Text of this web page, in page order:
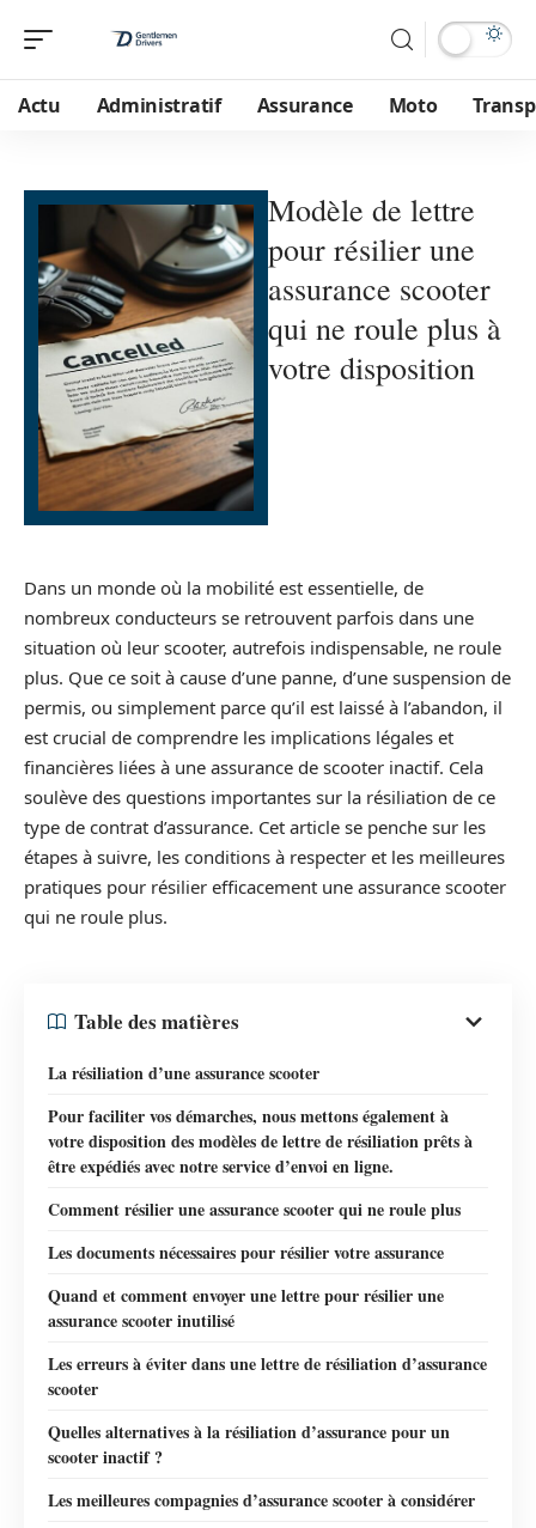
Actu Administratif Assurance Moto
Modèle de lettre
pour résilier une
assurance scooter
qui ne roule plus à
votre disposition
Dans un monde où la mobilité est essentielle, de
nombreux conducteurs se retrouvent parfois dans une
situation où leur scooter, autrefois indispensable, ne roule
plus. Que ce soit à cause d’une panne, d’une suspension de
permis, ou simplement parce qu’il est laissé à l’abandon, il
est crucial de comprendre les implications légales et
financières liées à une assurance de scooter inactif. Cela
soulève des questions importantes sur la résiliation de ce
type de contrat d’assurance. Cet article se penche sur les
étapes à suivre, les conditions à respecter et les meilleures
pratiques pour résilier efficacement une assurance scooter
qui ne roule plus.
Table des matières
La résiliation d’une assurance scooter
Pour faciliter vos démarches, nous mettons également à
votre disposition des modèles de lettre de résiliation prêts à
être expédiés avec notre service d’envoi en ligne.
Comment résilier une assurance scooter qui ne roule plus
Les documents nécessaires pour résilier votre assurance
Quand et comment envoyer une lettre pour résilier une
assurance scooter inutilisé
Les erreurs à éviter dans une lettre de résiliation d’assurance
scooter
Quelles alternatives à la résiliation d’assurance pour un
scooter inactif ?
Les meilleures compagnies d’assurance scooter à considérer